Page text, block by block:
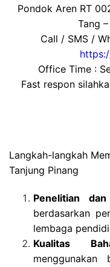
Pondok Aren RT
Tang
Call / SMS /
Office Time :
Fast respon
Langkah-langkah
Tanjung Pinang
Penelitian
berdasarkan
lembaga
Kualitas